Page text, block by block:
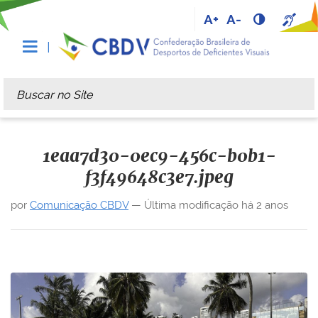
A+ A-
Busca
Busca Avançada…
1eaa7d30-0ec9-456c-b0b1-
f3f49648c3e7.jpeg
por Comunicação CBDV— Última modificação há 2 anos